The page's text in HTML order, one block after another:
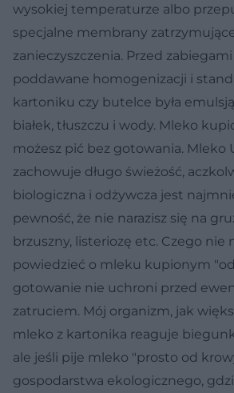
wysokiej temperaturze albo
specjalne membrany
zanieczyszczenia. Przed
poddawane homogenizacji i
kartoniku czy butelce była emulsją
białek, tłuszczu i wody. Mleko
możesz pić bez gotowania. Mleko
zachowuje długo świeżość,
biologiczna i odżywcza jest
pewność, że nie narazisz się na
brzuszny, listeriozę etc. Czego nie
powiedzieć o mleku kupionym
gotowanie nie uchroni przed
zatruciem. Mój organizm, jak
mleko z kartonika reaguje
ale jeśli pije mleko "prosto od
gospodarstwa ekologicznego,